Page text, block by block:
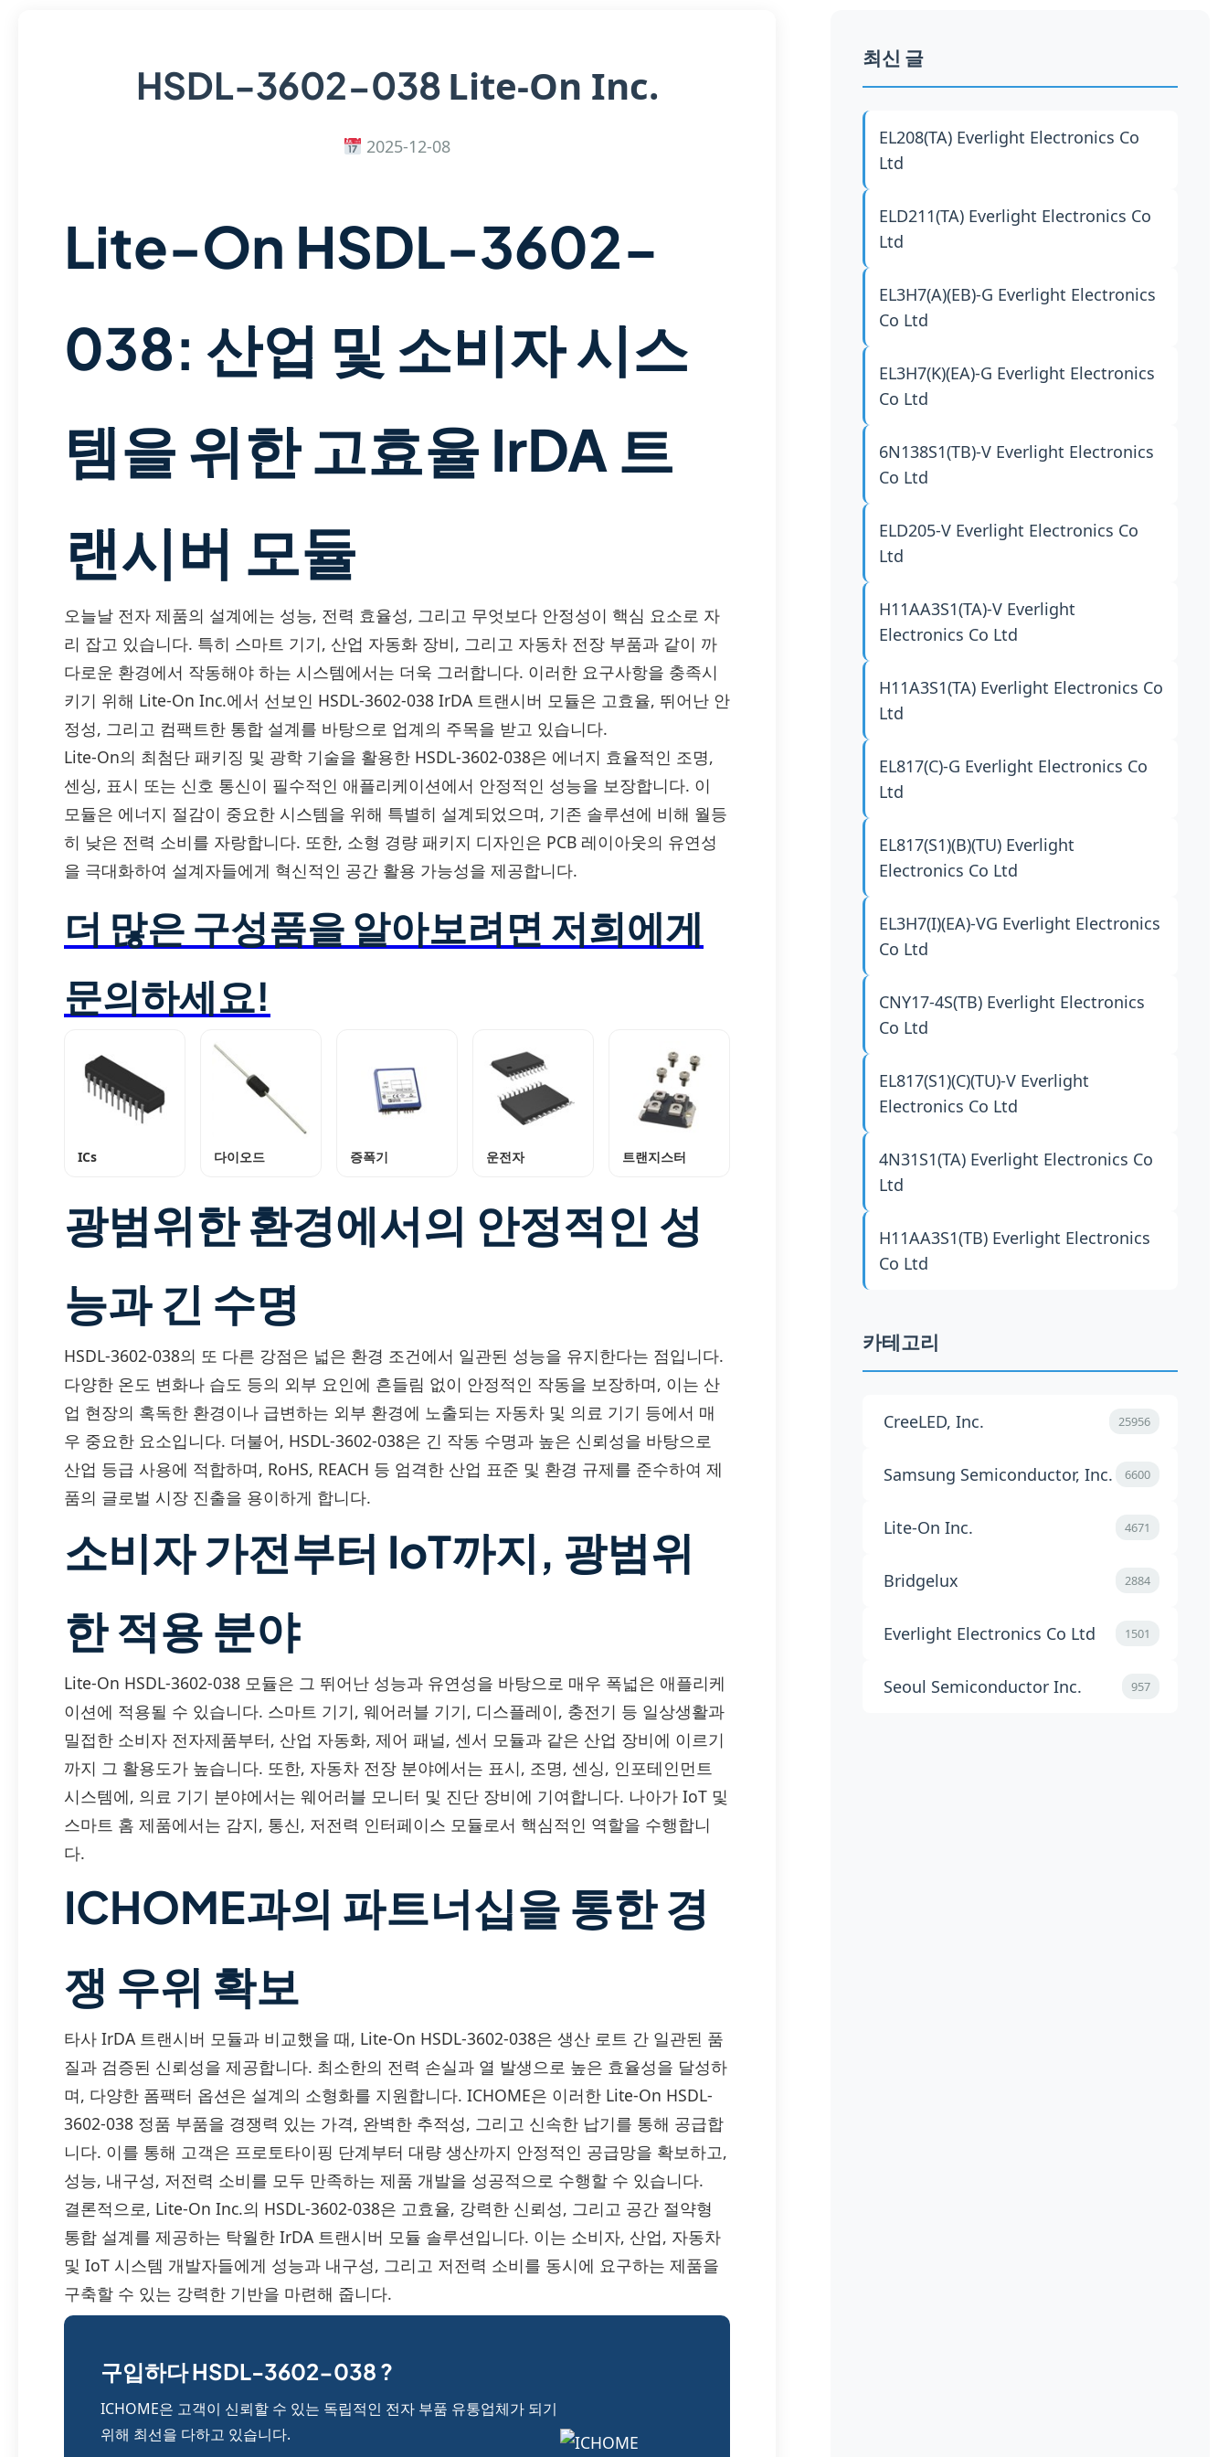
HSDL-3602-038 Lite-On Inc.
2025-12-08
Lite-On HSDL-3602-
038: 산업 및 소비자 시스
템을 위한 고효율 IrDA 트
랜시버 모듈
오늘날 전자 제품의 설계에는 성능, 전력 효율성, 그리고 무엇보다 안정성이 핵심 요소로 자
리 잡고 있습니다. 특히 스마트 기기, 산업 자동화 장비, 그리고 자동차 전장 부품과 같이 까
다로운 환경에서 작동해야 하는 시스템에서는 더욱 그러합니다. 이러한 요구사항을 충족시
키기 위해 Lite-On Inc.에서 선보인 HSDL-3602-038 IrDA 트랜시버 모듈은 고효율, 뛰어난 안
정성, 그리고 컴팩트한 통합 설계를 바탕으로 업계의 주목을 받고 있습니다.
Lite-On의 최첨단 패키징 및 광학 기술을 활용한 HSDL-3602-038은 에너지 효율적인 조명,
센싱, 표시 또는 신호 통신이 필수적인 애플리케이션에서 안정적인 성능을 보장합니다. 이
모듈은 에너지 절감이 중요한 시스템을 위해 특별히 설계되었으며, 기존 솔루션에 비해 월등
히 낮은 전력 소비를 자랑합니다. 또한, 소형 경량 패키지 디자인은 PCB 레이아웃의 유연성
을 극대화하여 설계자들에게 혁신적인 공간 활용 가능성을 제공합니다.
더 많은 구성품을 알아보려면 저희에게
문의하세요!
ICs 다이오드 증폭기 운전자 트랜지스터
광범위한 환경에서의 안정적인 성
능과 긴 수명
HSDL-3602-038의 또 다른 강점은 넓은 환경 조건에서 일관된 성능을 유지한다는 점입니다.
다양한 온도 변화나 습도 등의 외부 요인에 흔들림 없이 안정적인 작동을 보장하며, 이는 산
업 현장의 혹독한 환경이나 급변하는 외부 환경에 노출되는 자동차 및 의료 기기 등에서 매
우 중요한 요소입니다. 더불어, HSDL-3602-038은 긴 작동 수명과 높은 신뢰성을 바탕으로
산업 등급 사용에 적합하며, RoHS, REACH 등 엄격한 산업 표준 및 환경 규제를 준수하여 제
품의 글로벌 시장 진출을 용이하게 합니다.
소비자 가전부터 IoT까지, 광범위
한 적용 분야
Lite-On HSDL-3602-038 모듈은 그 뛰어난 성능과 유연성을 바탕으로 매우 폭넓은 애플리케
이션에 적용될 수 있습니다. 스마트 기기, 웨어러블 기기, 디스플레이, 충전기 등 일상생활과
밀접한 소비자 전자제품부터, 산업 자동화, 제어 패널, 센서 모듈과 같은 산업 장비에 이르기
까지 그 활용도가 높습니다. 또한, 자동차 전장 분야에서는 표시, 조명, 센싱, 인포테인먼트
시스템에, 의료 기기 분야에서는 웨어러블 모니터 및 진단 장비에 기여합니다. 나아가 IoT 및
스마트 홈 제품에서는 감지, 통신, 저전력 인터페이스 모듈로서 핵심적인 역할을 수행합니
다.
ICHOME과의 파트너십을 통한 경
쟁 우위 확보
타사 IrDA 트랜시버 모듈과 비교했을 때, Lite-On HSDL-3602-038은 생산 로트 간 일관된 품
질과 검증된 신뢰성을 제공합니다. 최소한의 전력 손실과 열 발생으로 높은 효율성을 달성하
며, 다양한 폼팩터 옵션은 설계의 소형화를 지원합니다. ICHOME은 이러한 Lite-On HSDL-
3602-038 정품 부품을 경쟁력 있는 가격, 완벽한 추적성, 그리고 신속한 납기를 통해 공급합
니다. 이를 통해 고객은 프로토타이핑 단계부터 대량 생산까지 안정적인 공급망을 확보하고,
성능, 내구성, 저전력 소비를 모두 만족하는 제품 개발을 성공적으로 수행할 수 있습니다.
결론적으로, Lite-On Inc.의 HSDL-3602-038은 고효율, 강력한 신뢰성, 그리고 공간 절약형
통합 설계를 제공하는 탁월한 IrDA 트랜시버 모듈 솔루션입니다. 이는 소비자, 산업, 자동차
및 IoT 시스템 개발자들에게 성능과 내구성, 그리고 저전력 소비를 동시에 요구하는 제품을
구축할 수 있는 강력한 기반을 마련해 줍니다.
구입하다 HSDL-3602-038 ?
ICHOME은 고객이 신뢰할 수 있는 독립적인 전자 부품 유통업체가 되기
위해 최선을 다하고 있습니다.
최신 글
EL208(TA) Everlight Electronics Co
Ltd
ELD211(TA) Everlight Electronics Co
Ltd
EL3H7(A)(EB)-G Everlight Electronics
Co Ltd
EL3H7(K)(EA)-G Everlight Electronics
Co Ltd
6N138S1(TB)-V Everlight Electronics
Co Ltd
ELD205-V Everlight Electronics Co
Ltd
H11AA3S1(TA)-V Everlight
Electronics Co Ltd
H11A3S1(TA) Everlight Electronics Co
Ltd
EL817(C)-G Everlight Electronics Co
Ltd
EL817(S1)(B)(TU) Everlight
Electronics Co Ltd
EL3H7(I)(EA)-VG Everlight Electronics
Co Ltd
CNY17-4S(TB) Everlight Electronics
Co Ltd
EL817(S1)(C)(TU)-V Everlight
Electronics Co Ltd
4N31S1(TA) Everlight Electronics Co
Ltd
H11AA3S1(TB) Everlight Electronics
Co Ltd
카테고리
CreeLED, Inc. 25956
Samsung Semiconductor, Inc. 6600
Lite-On Inc. 4671
Bridgelux 2884
Everlight Electronics Co Ltd 1501
Seoul Semiconductor Inc. 957